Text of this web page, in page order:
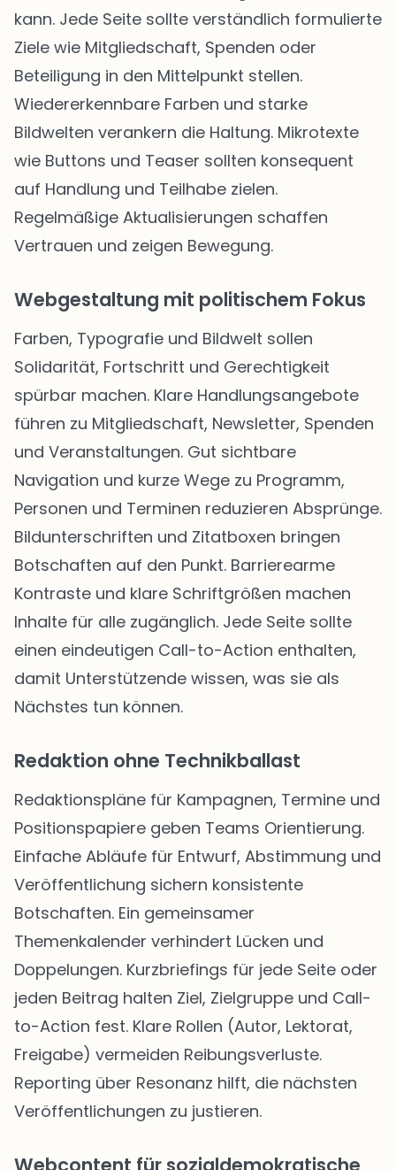
kann. Jede Seite sollte verständlich formulierte
Ziele wie Mitgliedschaft, Spenden oder
Beteiligung in den Mittelpunkt stellen.
Wiedererkennbare Farben und starke
Bildwelten verankern die Haltung. Mikrotexte
wie Buttons und Teaser sollten konsequent
auf Handlung und Teilhabe zielen.
Regelmäßige Aktualisierungen schaffen
Vertrauen und zeigen Bewegung.
Webgestaltung mit politischem Fokus
Farben, Typografie und Bildwelt sollen
Solidarität, Fortschritt und Gerechtigkeit
spürbar machen. Klare Handlungsangebote
führen zu Mitgliedschaft, Newsletter, Spenden
und Veranstaltungen. Gut sichtbare
Navigation und kurze Wege zu Programm,
Personen und Terminen reduzieren Absprünge.
Bildunterschriften und Zitatboxen bringen
Botschaften auf den Punkt. Barrierearme
Kontraste und klare Schriftgrößen machen
Inhalte für alle zugänglich. Jede Seite sollte
einen eindeutigen Call-to-Action enthalten,
damit Unterstützende wissen, was sie als
Nächstes tun können.
Redaktion ohne Technikballast
Redaktionspläne für Kampagnen, Termine und
Positionspapiere geben Teams Orientierung.
Einfache Abläufe für Entwurf, Abstimmung und
Veröffentlichung sichern konsistente
Botschaften. Ein gemeinsamer
Themenkalender verhindert Lücken und
Doppelungen. Kurzbriefings für jede Seite oder
jeden Beitrag halten Ziel, Zielgruppe und Call-
to-Action fest. Klare Rollen (Autor, Lektorat,
Freigabe) vermeiden Reibungsverluste.
Reporting über Resonanz hilft, die nächsten
Veröffentlichungen zu justieren.